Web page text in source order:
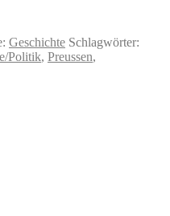
Geschichte Schlagwörter:
Politik, Preussen,